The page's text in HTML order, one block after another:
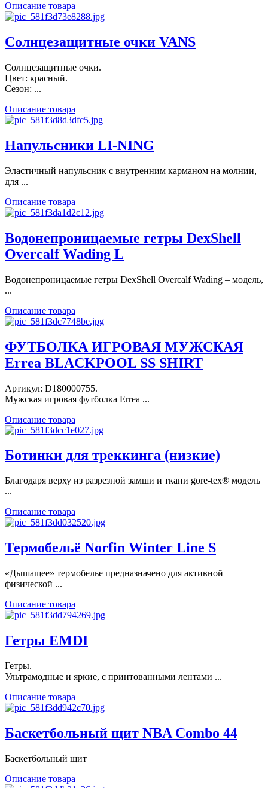
Описание товара
Солнцезащитные очки VANS
Солнцезащитные очки.
Цвет: красный.
Сезон: ...
Описание товара
Напульсники LI-NING
Эластичный напульсник с внутренним карманом на молнии,
для ...
Описание товара
Водонепроницаемые гетры DexShell
Overcalf Wading L
Водонепроницаемые гетры DexShell Overcalf Wading – модель,
...
Описание товара
ФУТБОЛКА ИГРОВАЯ МУЖСКАЯ
Errea BLACKPOOL SS SHIRT
Артикул: D180000755.
Мужская игровая футболка Errea ...
Описание товара
Ботинки для треккинга (низкие)
Благодаря верху из разрезной замши и ткани gore-tex® модель
...
Описание товара
Термобельё Norfin Winter Line S
«Дышащее» термобелье предназначено для активной
физической ...
Описание товара
Гетры EMDI
Гетры.
Ультрамодные и яркие, с принтованными лентами ...
Описание товара
Баскетбольный щит NBA Combo 44
Баскетбольный щит
Описание товара